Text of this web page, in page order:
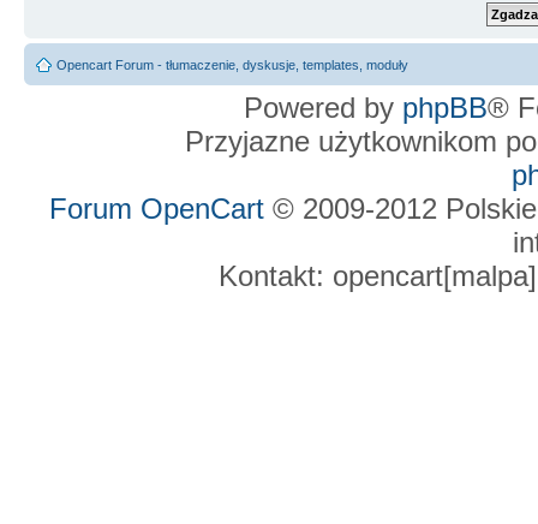
Opencart Forum - tłumaczenie, dyskusje, templates, moduły
Powered by phpBB®
Przyjazne użytkownikom
Forum OpenCart © 2009-2012
Kontakt: